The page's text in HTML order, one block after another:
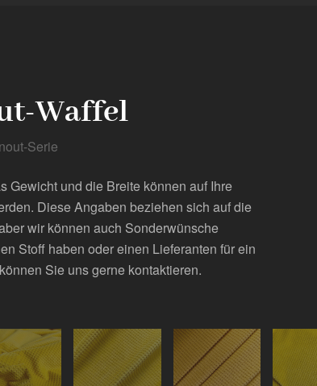
Waffel
Serie
Gewicht und die Breite können auf Ihre
Diese Angaben beziehen sich auf die
wir können auch Sonderwünsche
Stoff haben oder einen Lieferanten für ein
Sie uns gerne kontaktieren.